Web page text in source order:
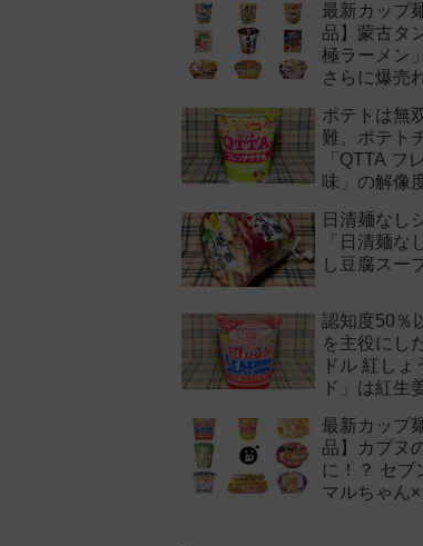
最新カップ
品】蒙古タ
極ラーメン
さらに爆売
作まとめ！
ポテトは無
難。ポテト
「QTTA フ
味」の解像
日清麺なし
「日清麺な
し豆腐スー
認知度50％
を主役にし
ドル 紅し
ド」は紅生
最新カップ
品】カプヌ
に！？ セブ
マルちゃん